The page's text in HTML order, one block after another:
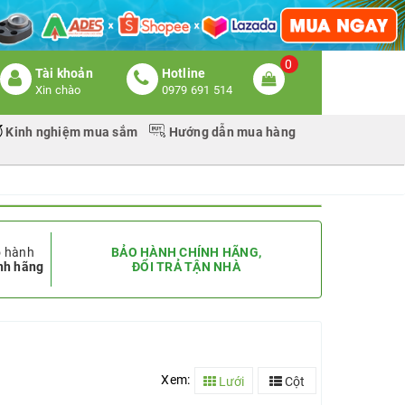
Tài khoản
Xin chào
Hotline
0979 691 514
0
Kinh nghiệm mua sắm Hướng dẫn mua hàng
hành
hãng
BẢO HÀNH CHÍNH HÃNG,
ĐỔI TRẢ TẬN NHÀ
Xem: Lưới Cột